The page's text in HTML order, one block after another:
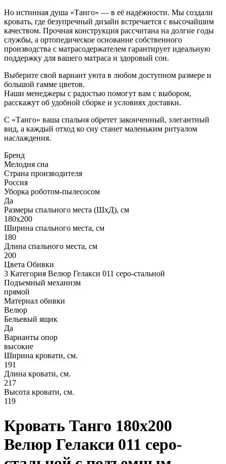
Но истинная душа «Танго» — в её надёжности. Мы создали
кровать, где безупречный дизайн встречается с высочайшим
качеством. Прочная конструкция рассчитана на долгие годы
службы, а ортопедическое основание собственного
производства с матрасодержателем гарантирует идеальную
поддержку для вашего матраса и здоровый сон.
Выберите свой вариант уюта в любом доступном размере и
большой гамме цветов.
Наши менеджеры с радостью помогут вам с выбором,
расскажут об удобной сборке и условиях доставки.
С «Танго» ваша спальня обретет законченный, элегантный
вид, а каждый отход ко сну станет маленьким ритуалом
наслаждения.
Бренд
Мелодия сна
Страна производителя
Россия
Уборка роботом-пылесосом
Да
Размеры спального места (ШхД), см
180х200
Ширина спального места, см
180
Длина спального места, см
200
Цвета Обивки
3 Категория Велюр Гелакси 011 серо-стальной
Подъемный механизм
прямой
Материал обивки
Велюр
Бельевый ящик
Да
Варианты опор
высокие
Ширина кровати, см.
191
Длина кровати, см.
217
Высота кровати, см.
119
Кровать Танго 180х200
Велюр Гелакси 011 серо-